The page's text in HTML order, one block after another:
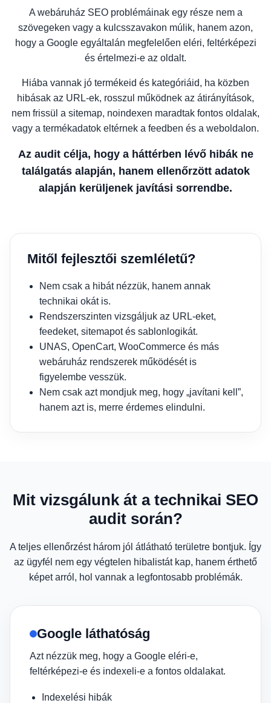
A webáruház SEO problémáinak egy része nem a
szövegeken vagy a kulcsszavakon múlik, hanem azon,
hogy a Google egyáltalán megfelelően eléri, feltérképezi
és értelmezi-e az oldalt.
Hiába vannak jó termékeid és kategóriáid, ha közben
hibásak az URL-ek, rosszul működnek az átirányítások,
nem frissül a sitemap, noindexen maradtak fontos oldalak,
vagy a termékadatok eltérnek a feedben és a weboldalon.
Az audit célja, hogy a háttérben lévő hibák ne
találgatás alapján, hanem ellenőrzött adatok
alapján kerüljenek javítási sorrendbe.
Mitől fejlesztői szemléletű?
Nem csak a hibát nézzük, hanem annak
technikai okát is.
Rendszerszinten vizsgáljuk az URL-eket,
feedeket, sitemapot és sablonlogikát.
UNAS, OpenCart, WooCommerce és más
webáruház rendszerek működését is
figyelembe vesszük.
Nem csak azt mondjuk meg, hogy „javítani kell”,
hanem azt is, merre érdemes elindulni.
Mit vizsgálunk át a technikai SEO
audit során?
A teljes ellenőrzést három jól átlátható területre bontjuk. Így
az ügyfél nem egy végtelen hibalistát kap, hanem érthető
képet arról, hol vannak a legfontosabb problémák.
Google láthatóság
Azt nézzük meg, hogy a Google eléri-e,
feltérképezi-e és indexeli-e a fontos oldalakat.
Indexelési hibák